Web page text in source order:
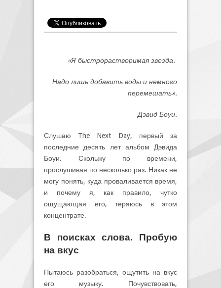
«Я быстрорастворимая звезда.
Надо лишь добавить воды и немного
перемешать».
Дэвид Боуи.
Слушаю The Next Day, первый за
последние десять лет альбом Дэвида
Боуи. Скольжу по времени,
прослушивая по несколько раз. Никак не
могу понять, куда проваливается время,
и почему я, как правило, чутко
ощущающая его, теряюсь в этом
концентрате.
В поисках слова. Пробую
на вкус
Пытаюсь разобраться, ощутить на вкус
его музыку. Почувствовать,